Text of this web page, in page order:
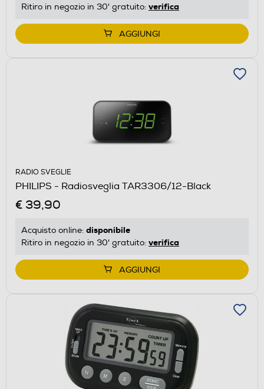
Ritiro in negozio in 30' gratuito: verifica
AGGIUNGI
RADIO SVEGLIE
PHILIPS - Radiosveglia TAR3306/12-Black
€ 39,90
Acquisto online: disponibile
Ritiro in negozio in 30' gratuito: verifica
AGGIUNGI